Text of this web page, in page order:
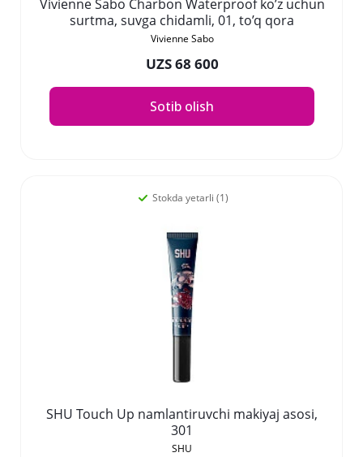
Vivienne Sabo Charbon Waterproof ko’z uchun
surtma, suvga chidamli, 01, to’q qora
Vivienne Sabo
UZS 68 600
Sotib olish
Stokda yetarli (1)
SHU Touch Up namlantiruvchi makiyaj asosi,
301
SHU